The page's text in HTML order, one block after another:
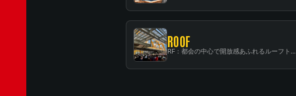
ROOF
RF：都会の中心で開放感あふれるルーフトップイベントスペース